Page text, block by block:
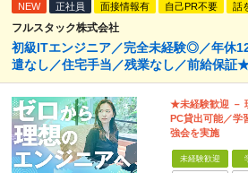
NEW 正社員 面接情報有 自己PR不要 話
フルスタック株式会社
初級ITエンジニア／完全未経験◎／年休
遣なし／住宅手当／残業なし／前給保証
★未経験歓迎 －
PC貸出可能／学
強会を実施
未経験歓迎